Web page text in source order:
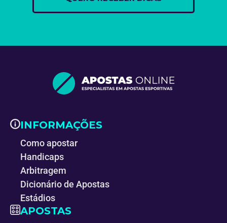
INFORMAÇÕES
Como apostar
Handicaps
Arbitragem
Dicionário de Apostas
Estádios
APOSTAS